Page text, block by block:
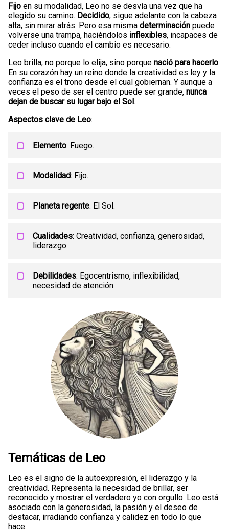
Fijo en su modalidad, Leo no se desvía una vez que ha
elegido su camino. Decidido, sigue adelante con la cabeza
alta, sin mirar atrás. Pero esa misma determinación puede
volverse una trampa, haciéndolos inflexibles, incapaces de
ceder incluso cuando el cambio es necesario.
Leo brilla, no porque lo elija, sino porque nació para hacerlo.
En su corazón hay un reino donde la creatividad es ley y la
confianza es el trono desde el cual gobiernan. Y aunque a
veces el peso de ser el centro puede ser grande, nunca
dejan de buscar su lugar bajo el Sol.
Aspectos clave de Leo:
Elemento: Fuego.
Modalidad: Fijo.
Planeta regente: El Sol.
Cualidades: Creatividad, confianza, generosidad,
liderazgo.
Debilidades: Egocentrismo, inflexibilidad,
necesidad de atención.
Temáticas de Leo
Leo es el signo de la autoexpresión, el liderazgo y la
creatividad. Representa la necesidad de brillar, ser
reconocido y mostrar el verdadero yo con orgullo. Leo está
asociado con la generosidad, la pasión y el deseo de
destacar, irradiando confianza y calidez en todo lo que
hace.